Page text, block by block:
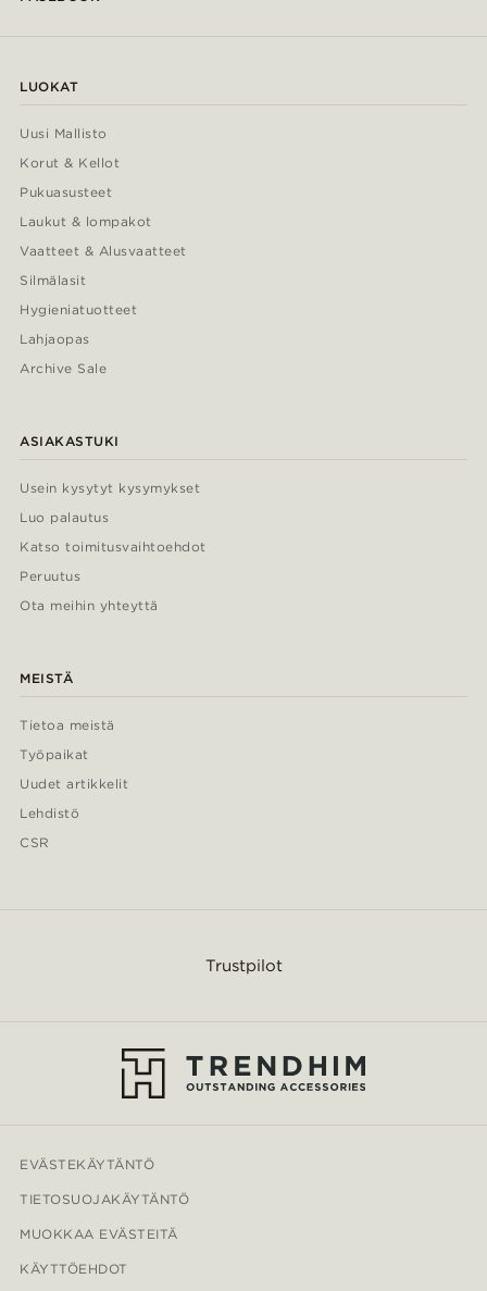
LUOKAT
Uusi Mallisto
Korut & Kellot
Pukuasusteet
Laukut & lompakot
Vaatteet & Alusvaatteet
Silmälasit
Hygieniatuotteet
Lahjaopas
Archive Sale
ASIAKASTUKI
Usein kysytyt kysymykset
Luo palautus
Katso toimitusvaihtoehdot
Peruutus
Ota meihin yhteyttä
MEISTÄ
Tietoa meistä
Työpaikat
Uudet artikkelit
Lehdistö
CSR
Trustpilot
EVÄSTEKÄYTÄNTÖ
TIETOSUOJAKÄYTÄNTÖ
MUOKKAA EVÄSTEITÄ
KÄYTTÖEHDOT